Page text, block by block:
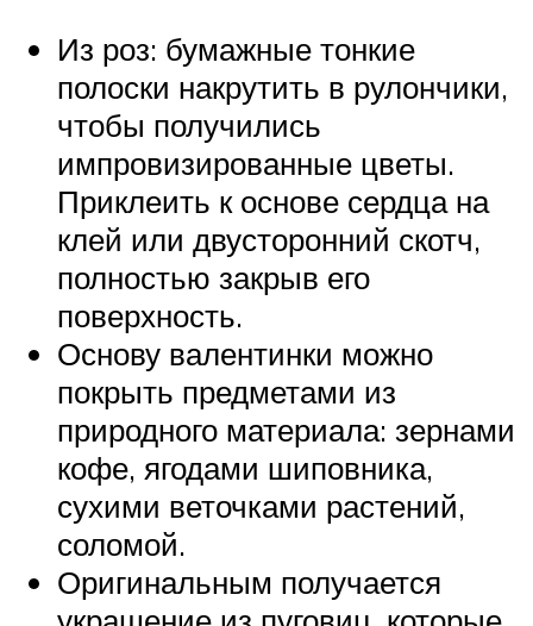
Из роз: бумажные тонкие
полоски накрутить в рулончики,
чтобы получились
импровизированные цветы.
Приклеить к основе сердца на
клей или двусторонний скотч,
полностью закрыв его
поверхность.
Основу валентинки можно
покрыть предметами из
природного материала: зернами
кофе, ягодами шиповника,
сухими веточками растений,
соломой.
Оригинальным получается